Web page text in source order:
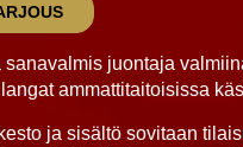
sanavalmis juontaja
ammattitaitoisissa
ja sisältö sovitaan